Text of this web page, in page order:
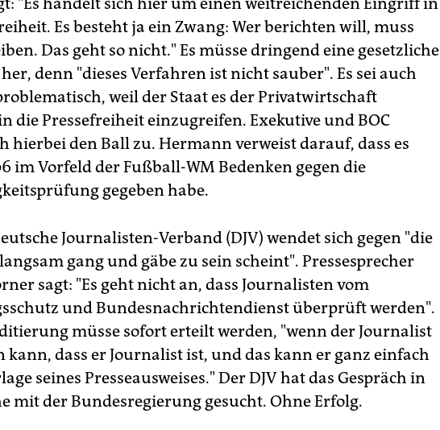
Es besteht ja ein Zwang: Wer berichten will, muss
Das geht so nicht." Es müsse dringend eine gesetzliche
denn "dieses Verfahren ist nicht sauber". Es sei auch
weil der Staat es der Privatwirtschaft
die Pressefreiheit einzugreifen. Exekutive und BOC
hierbei den Ball zu. Hermann verweist darauf, dass es
im Vorfeld der Fußball-WM Bedenken gegen die
gegeben habe.
Journalisten-Verband (DJV) wendet sich gegen "die
gang und gäbe zu sein scheint". Pressesprecher
sagt: "Es geht nicht an, dass Journalisten vom
und Bundesnachrichtendienst überprüft werden".
müsse sofort erteilt werden, "wenn der Journalist
kann, dass er Journalist ist, und das kann er ganz einfach
seines Presseausweises." Der DJV hat das Gespräch in
mit der Bundesregierung gesucht. Ohne Erfolg.